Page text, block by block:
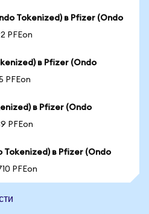
Tokenized) в Pfizer (Ondo
PFEon
в Pfizer (Ondo
PFEon
в Pfizer (Ondo
PFEon
Tokenized) в Pfizer (Ondo
PFEon